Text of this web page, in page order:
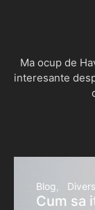
Ma ocup de
interesante
Blog
Cum sa